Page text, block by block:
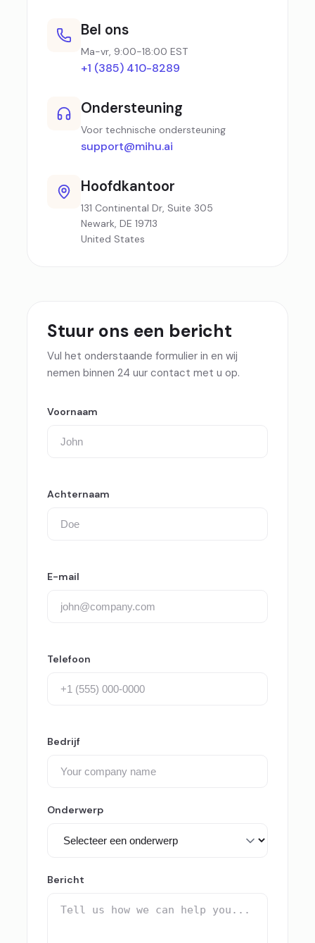
Bel ons
Ma-vr, 9:00-18:00 EST
+1 (385) 410-8289
Ondersteuning
Voor technische ondersteuning
support@mihu.ai
Hoofdkantoor
131 Continental Dr, Suite 305
Newark, DE 19713
United States
Stuur ons een bericht
Vul het onderstaande formulier in en wij
nemen binnen 24 uur contact met u op.
Voornaam
Achternaam
E-mail
Telefoon
Bedrijf
Onderwerp
Bericht